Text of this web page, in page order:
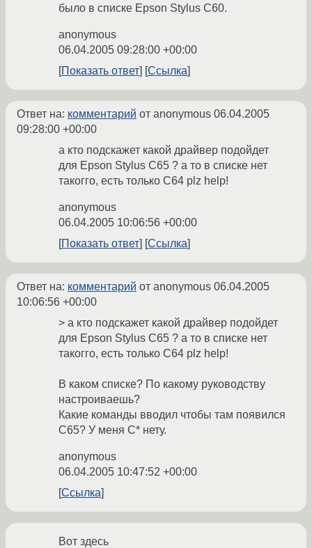
было в списке Epson Stylus C60.
anonymous
06.04.2005 09:28:00 +00:00
Показать ответ
Ссылка
Ответ на: комментарий от anonymous 06.04.2005
09:28:00 +00:00
а кто подскажет какой драйвер подойдет
для Epson Stylus C65 ? а то в списке нет
такогго, есть только C64 plz help!
anonymous
06.04.2005 10:06:56 +00:00
Показать ответ
Ссылка
Ответ на: комментарий от anonymous 06.04.2005
10:06:56 +00:00
> а кто подскажет какой драйвер подойдет
для Epson Stylus C65 ? а то в списке нет
такогго, есть только C64 plz help!
В каком списке? По какому руководству
настроиваешь?
Какие команды вводил чтобы там появился
C65? У меня С* нету.
anonymous
06.04.2005 10:47:52 +00:00
Ссылка
Вот здесь